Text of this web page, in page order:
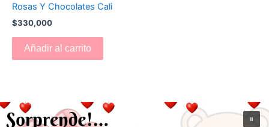
Rosas Y Chocolates Cali
$330,000
Añadir al carrito